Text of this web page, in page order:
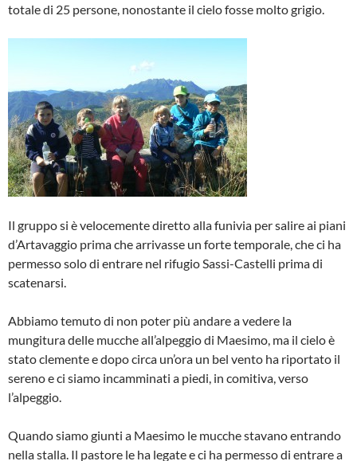
totale di 25 persone, nonostante il cielo fosse molto grigio.
Il gruppo si è velocemente diretto alla funivia per salire ai piani
d’Artavaggio prima che arrivasse un forte temporale, che ci ha
permesso solo di entrare nel rifugio Sassi-Castelli prima di
scatenarsi.
Abbiamo temuto di non poter più andare a vedere la
mungitura delle mucche all’alpeggio di Maesimo, ma il cielo è
stato clemente e dopo circa un’ora un bel vento ha riportato il
sereno e ci siamo incamminati a piedi, in comitiva, verso
l’alpeggio.
Quando siamo giunti a Maesimo le mucche stavano entrando
nella stalla. Il pastore le ha legate e ci ha permesso di entrare a